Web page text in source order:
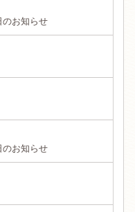
のお知らせ
のお知らせ